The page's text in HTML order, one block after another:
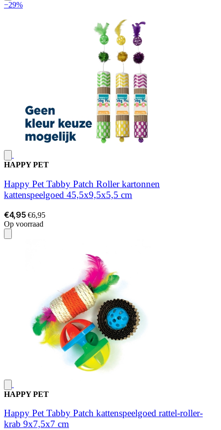
−29%
HAPPY PET
Happy Pet Tabby Patch Roller kartonnen
kattenspeelgoed 45,5x9,5x5,5 cm
€4,95 €6,95
Op voorraad
HAPPY PET
Happy Pet Tabby Patch kattenspeelgoed rattel-roller-
krab 9x7,5x7 cm